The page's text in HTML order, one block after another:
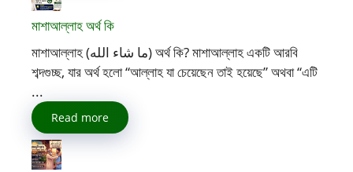
মাশাআল্লাহ অর্থ কি
মাশাআল্লাহ (ما شاء الله) অর্থ কি? মাশাআল্লাহ একটি আরবি
শব্দগুচ্ছ, যার অর্থ হলো “আল্লাহ যা চেয়েছেন তাই হয়েছে” অথবা “এটি
...
Read more